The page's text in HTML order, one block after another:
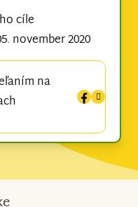
cíle
november 2020
na